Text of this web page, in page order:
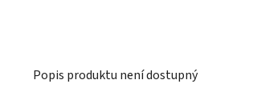
Popis produktu není dostupný